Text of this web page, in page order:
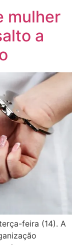
mulher
a
feira (14). A